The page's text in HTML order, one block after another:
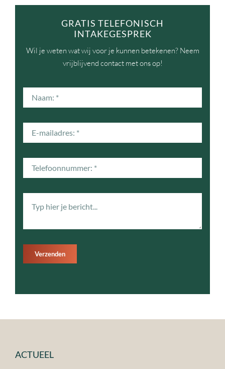
GRATIS TELEFONISCH
INTAKEGESPREK
Wil je weten wat wij voor je kunnen betekenen? Neem
vrijblijvend contact met ons op!
Verzenden
ACTUEEL